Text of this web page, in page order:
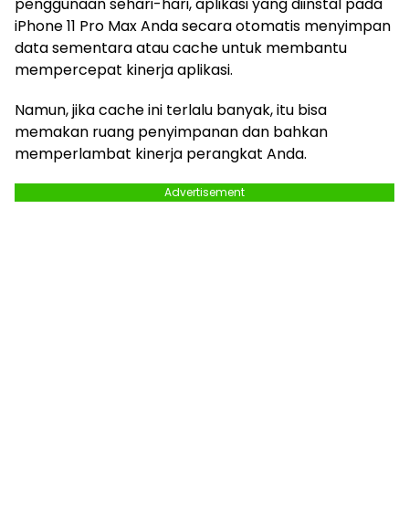
iPhone 11 Pro Max Anda secara otomatis menyimpan
data sementara atau cache untuk membantu
mempercepat kinerja aplikasi.
Namun, jika cache ini terlalu banyak, itu bisa
memakan ruang penyimpanan dan bahkan
memperlambat kinerja perangkat Anda.
Advertisement